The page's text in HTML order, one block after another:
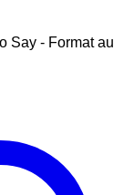
Say - Format au